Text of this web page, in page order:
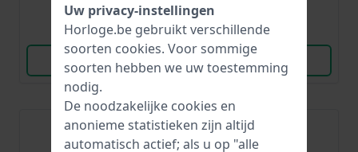
Vergelijk
Bekijk Product
Vergelijk
Bekijk Product
Uw privacy-instellingen
Horloge.be gebruikt verschillende
soorten cookies. Voor sommige
soorten hebben we uw toestemming
nodig.
De noodzakelijke cookies en
anonieme statistieken zijn altijd
automatisch actief; als u op "alle